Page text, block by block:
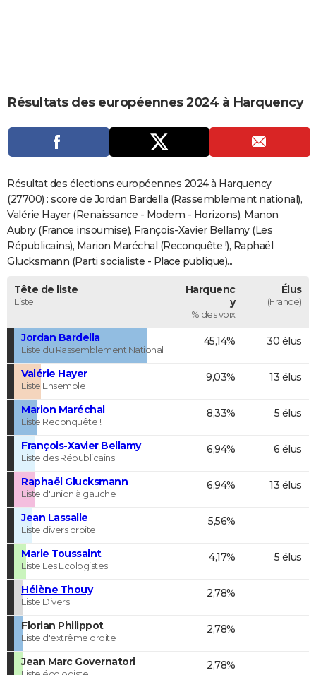
CARTE DE VOEUX
Carte de Noël
Carte Bonne année
Carte Saint-Valentin
Carte Pâques
Carte d'anniversaire
DICTIONNAIRE
Dictionnaire
Biographies
Citations
Expressions
Proverbes
PROGRAMME TV
COPAINS D'AVANT
S'inscrire
Se connecter
Lycées
Collèges
Primaires
Universités
Entreprises
Service militaire
Avis de recherche
AVIS DE DÉCÈS
FORUM
Résultats des européennes 2024 à Harquency
Résultat des élections européennes 2024 à Harquency
(27700) : score de Jordan Bardella (Rassemblement national),
Valérie Hayer (Renaissance - Modem - Horizons), Manon
Aubry (France insoumise), François-Xavier Bellamy (Les
Républicains), Marion Maréchal (Reconquête !), Raphaël
Glucksmann (Parti socialiste - Place publique)...
Tête de liste
Liste
Harquenc
y
% des voix
Élus
(France)
Jordan Bardella
Liste du Rassemblement National
45,14% 30 élus
Valérie Hayer
Liste Ensemble
9,03% 13 élus
Marion Maréchal
Liste Reconquête !
8,33% 5 élus
François-Xavier Bellamy
Liste des Républicains
6,94% 6 élus
Raphaël Glucksmann
Liste d'union à gauche
6,94% 13 élus
Jean Lassalle
Liste divers droite
5,56%
Marie Toussaint
Liste Les Ecologistes
4,17% 5 élus
Hélène Thouy
Liste Divers
2,78%
Florian Philippot
Liste d'extrême droite
2,78%
Jean Marc Governatori 2,78%